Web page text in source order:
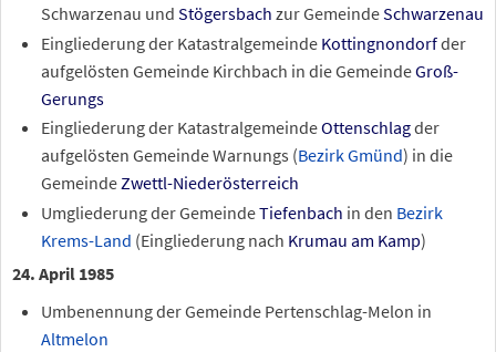
Schwarzenau und Stögersbach zur GemeindeSchwarzenau
Eingliederung der Katastralgemeinde Kottingnondorfder
aufgelösten Gemeinde Kirchbach in die GemeindeGroß-
Gerungs
Eingliederung der KatastralgemeindeOttenschlagder
aufgelösten Gemeinde Warnungs (Bezirk Gmünd) in die
GemeindeZwettl-Niederösterreich
Umgliederung der GemeindeTiefenbach in den Bezirk
Krems-Land (Eingliederung nach Krumau am Kamp)
24. April 1985
Umbenennung der Gemeinde Pertenschlag-Melon in
Altmelon